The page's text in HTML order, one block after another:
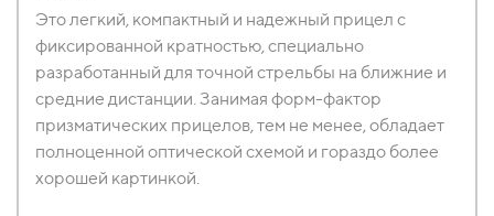
Это легкий, компактный и надежный прицел с
фиксированной кратностью, специально
разработанный для точной стрельбы на ближние и
средние дистанции. Занимая форм-фактор
призматических прицелов, тем не менее, обладает
полноценной оптической схемой и гораздо более
хорошей картинкой.